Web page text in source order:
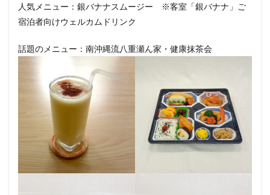
人気メニュー：銀バナナスムージー ※客室「銀バナナ」ご
宿泊者向けウェルカムドリンク
話題のメニュー：南沖縄流八重瀬ん家・健康抹茶会